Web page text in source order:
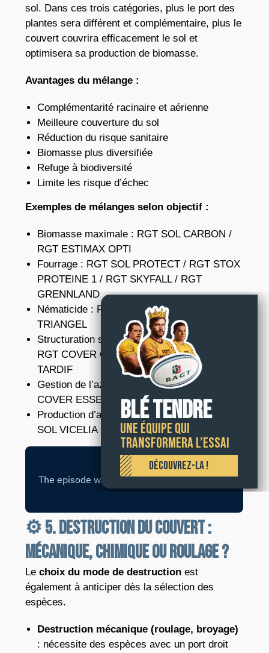
sol. Dans ces trois catégories, plus le port des
plantes sera différent et complémentaire, plus le
couvert couvrira efficacement le sol et
optimisera sa production de biomasse.
Avantages du mélange :
Complémentarité racinaire et aérienne
Meilleure couverture du sol
Réduction du risque sanitaire
Biomasse plus diversifiée
Refuge à biodiversité
Limite les risque d’échec
Exemples de mélanges selon objectif :
Biomasse maximale : RGT SOL CARBON /
RGT ESTIMAX OPTI
Fourrage : RGT SOL PROTECT / RGT STOX
PROTEINE 1 / RGT SKYFALL / RGT
GRENNLAND
Nématicide : RGT NEMA REDUX / RGT
TRIANGEL
Structuration sol : RGT COVER BOOST /
RGT COVER OPTIMUM / RGT COVER
TARDIF
Gestion de l’azote : RGT COVER MAX / RGT
COVER ESSENTIEL
Production d’azote : RGT SOL NITRO / RGT
SOL VICELIA
⚙️ 5. Destruction du couvert :
mécanique, chimique ou roulage ?
Lechoix du mode de destruction est
également à anticiper dès la sélection des
espèces.
Destruction mécanique (roulage, broyage)
: nécessite des espèces avec un port droit
BLÉ TENDRE
Une équipe qui
transformera l’essai
DÉCOUVREZ-LA !